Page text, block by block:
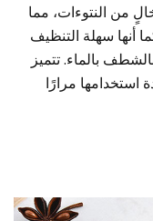
من النتوءات، مما
أنها سهلة التنظيف
بالماء. تتميز
استخدامها مرارًا